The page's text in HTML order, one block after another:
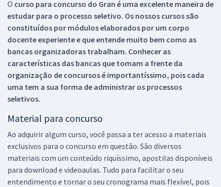
O curso para concurso do Gran é uma excelente maneira de
estudar para o processo seletivo. Os nossos cursos são
constituídos por módulos elaborados por um corpo
docente experiente e que entende muito bem como as
bancas organizadoras trabalham. Conhecer as
características das bancas que tomam a frente da
organização de concursos é importantíssimo, pois cada
uma tem a sua forma de administrar os processos
seletivos.
Material para concurso
Ao adquirir algum curso, você passa a ter acesso a materiais
exclusivos para o concurso em questão. São diversos
materiais com um conteúdo riquíssimo, apostilas disponíveis
para download e videoaulas. Tudo para facilitar o seu
entendimento e tornar o seu cronograma mais flexível, pois